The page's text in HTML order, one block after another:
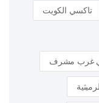
تاكسي الكويت
غرب مشرف